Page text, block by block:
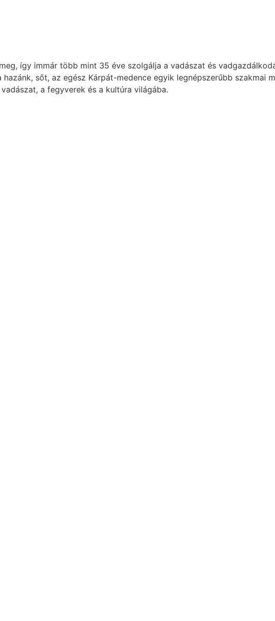
így immár több mint 35 éve szolgálja a vadászat és
sőt, az egész Kárpát-medence egyik legnépszerűbb szakmai
a fegyverek és a kultúra világába.